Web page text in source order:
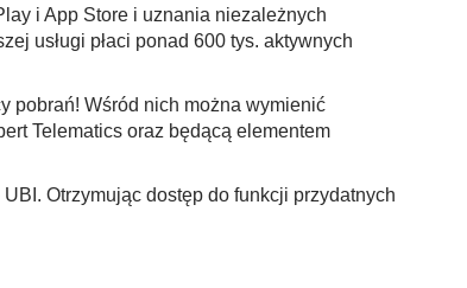
i App Store i uznania niezależnych
usługi płaci ponad 600 tys. aktywnych
pobrań! Wśród nich można wymienić
Telematics oraz będącą elementem
Otrzymując dostęp do funkcji przydatnych